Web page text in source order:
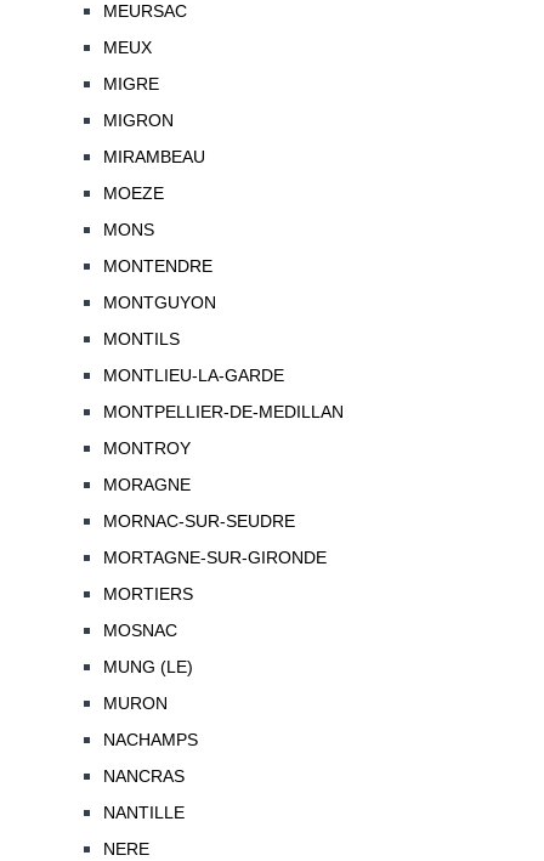
MEURSAC
MEUX
MIGRE
MIGRON
MIRAMBEAU
MOEZE
MONS
MONTENDRE
MONTGUYON
MONTILS
MONTLIEU-LA-GARDE
MONTPELLIER-DE-MEDILLAN
MONTROY
MORAGNE
MORNAC-SUR-SEUDRE
MORTAGNE-SUR-GIRONDE
MORTIERS
MOSNAC
MUNG (LE)
MURON
NACHAMPS
NANCRAS
NANTILLE
NERE